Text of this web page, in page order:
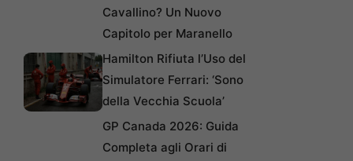
Cavallino? Un Nuovo
Capitolo per Maranello
Hamilton Rifiuta l’Uso del
Simulatore Ferrari: ‘Sono
della Vecchia Scuola’
GP Canada 2026: Guida
Completa agli Orari di